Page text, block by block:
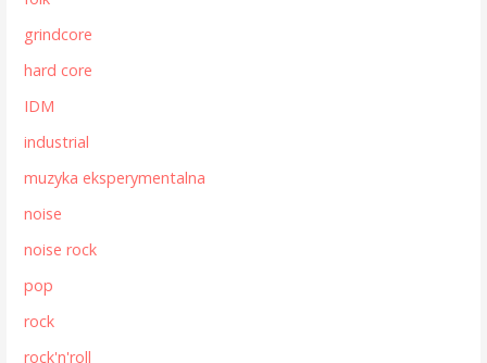
grindcore
hard core
IDM
industrial
muzyka eksperymentalna
noise
noise rock
pop
rock
rock'n'roll